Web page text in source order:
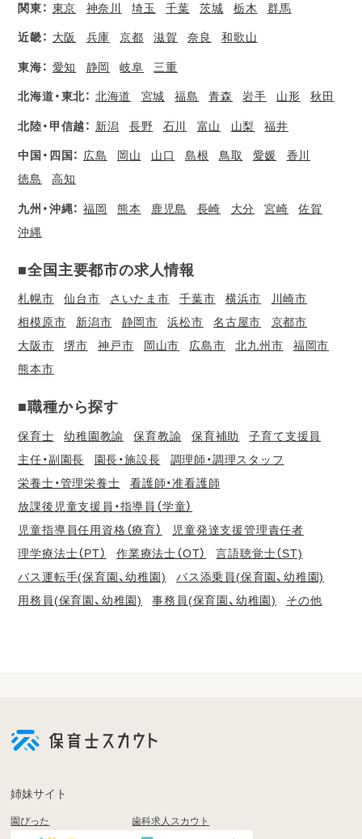
関東： 東京 神奈川 埼玉 千葉 茨城 栃木 群馬
近畿： 大阪 兵庫 京都 滋賀 奈良 和歌山
東海： 愛知 静岡 岐阜 三重
北海道・東北： 北海道 宮城 福島 青森 岩手 山形 秋田
北陸・甲信越： 新潟 長野 石川 富山 山梨 福井
中国・四国： 広島 岡山 山口 島根 鳥取 愛媛
香川
徳島
高知
九州・沖縄： 福岡 熊本 鹿児島 長崎 大分 宮崎
佐賀
沖縄
■全国主要都市の求人情報
札幌市 仙台市 さいたま市 千葉市 横浜市
川崎市
相模原市
新潟市 静岡市 浜松市 名古屋市
京都市
大阪市
堺市 神戸市 岡山市 広島市 北九州市
福岡市
熊本市
■職種から探す
保育士 幼稚園教諭 保育教諭 保育補助
子育て支援員
主任・副園長
園長・施設長
調理師・調理スタッフ
栄養士・管理栄養士
看護師・准看護師
放課後児童支援員・指導員（学童）
児童指導員任用資格（療育）
児童発達支援管理責任者
理学療法士（PT）
作業療法士（OT）
言語聴覚士（ST)
バス運転手(保育園、幼稚園)
バス添乗員(保育園、幼稚園)
用務員(保育園、幼稚園)
事務員(保育園、幼稚園) その他
登
く
姉妹サイト
園ぴった 歯科求人スカウト